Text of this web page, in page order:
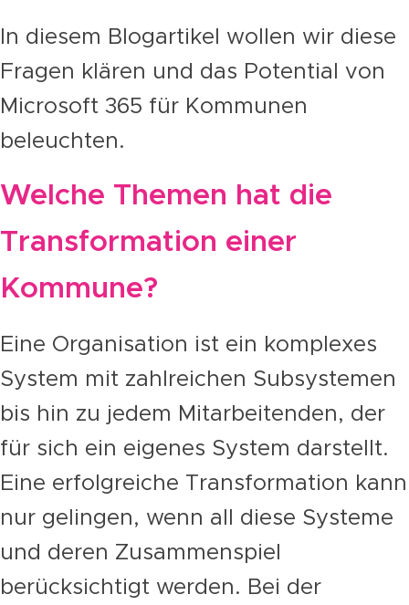
In diesem Blogartikel wollen wir diese
Fragen klären und das Potential von
Microsoft 365 für Kommunen
beleuchten.
Welche Themen hat die
Transformation einer
Kommune?
Eine Organisation ist ein komplexes
System mit zahlreichen Subsystemen
bis hin zu jedem Mitarbeitenden, der
für sich ein eigenes System darstellt.
Eine erfolgreiche Transformation kann
nur gelingen, wenn all diese Systeme
und deren Zusammenspiel
berücksichtigt werden. Bei der